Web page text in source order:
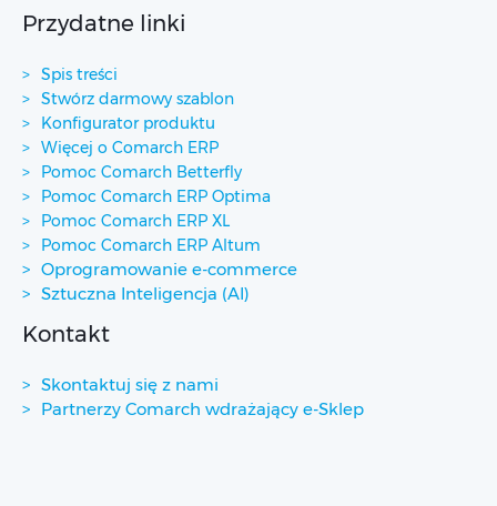
Przydatne linki
Spis treści
Stwórz darmowy szablon
Konfigurator produktu
Więcej o Comarch ERP
Pomoc Comarch Betterfly
Pomoc Comarch ERP Optima
Pomoc Comarch ERP XL
Pomoc Comarch ERP Altum
Oprogramowanie e-commerce
Sztuczna Inteligencja (AI)
Kontakt
Skontaktuj się z nami
Partnerzy Comarch wdrażający e-Sklep